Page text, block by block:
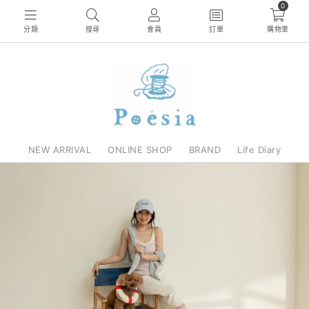
分類 搜尋 會員 訂單
0
購物車
NEW ARRIVAL ONLINE SHOP BRAND Life Diary